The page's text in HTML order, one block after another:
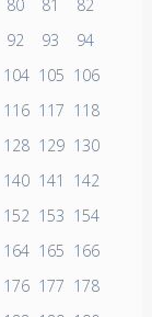
80 81
82
92 93
94
104 105 106
116 117 118
128 129 130
140 141
142
152 153 154
164 165 166
176 177 178